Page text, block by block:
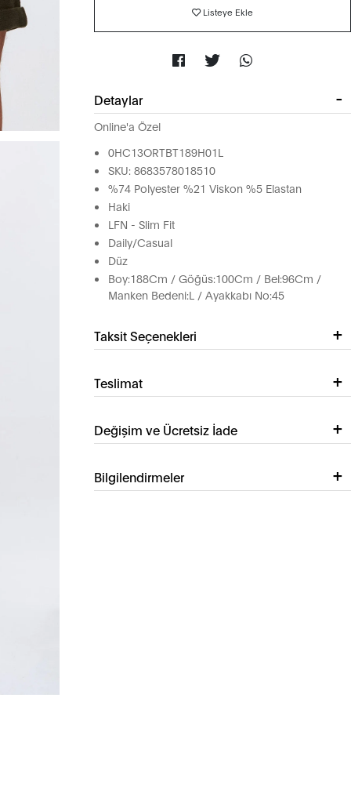
Listeye Ekle
Detaylar
Online'a Özel
0HC13ORTBT189H01L
SKU: 8683578018510
%74 Polyester %21 Viskon %5 Elastan
Haki
LFN - Slim Fit
Daily/Casual
Düz
Boy:188Cm / Göğüs:100Cm / Bel:96Cm /
Manken Bedeni:L / Ayakkabı No:45
Taksit Seçenekleri
Teslimat
Değişim ve Ücretsiz İade
Bilgilendirmeler